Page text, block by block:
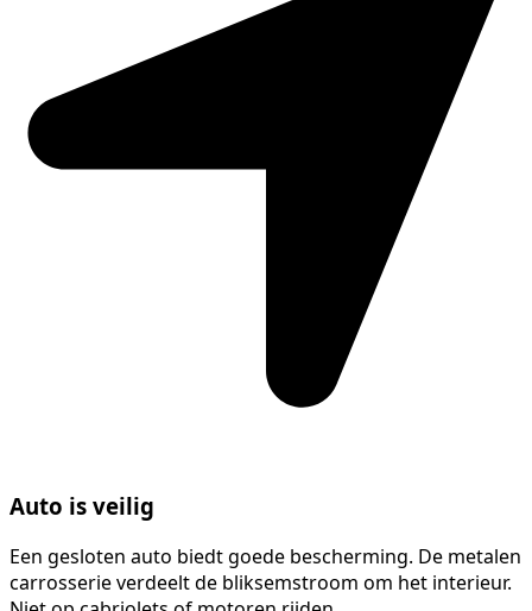
Auto is veilig
Een gesloten auto biedt goede bescherming. De metalen
carrosserie verdeelt de bliksemstroom om het interieur.